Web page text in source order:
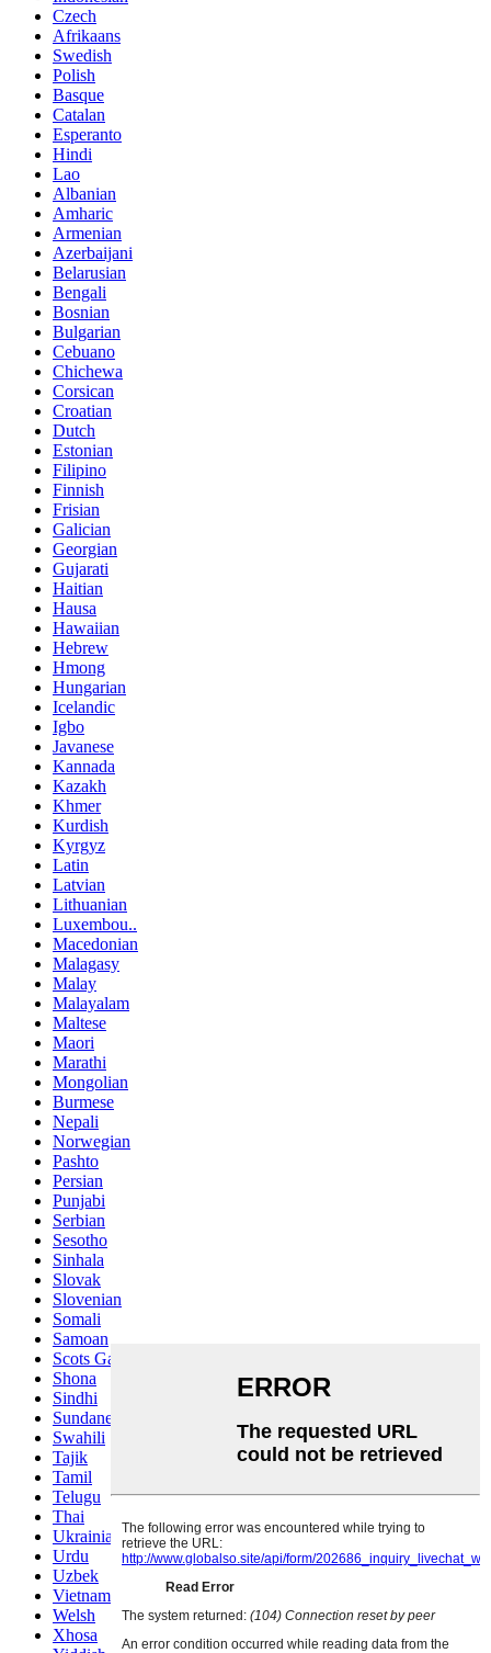
Czech
Afrikaans
Swedish
Polish
Basque
Catalan
Esperanto
Hindi
Lao
Albanian
Amharic
Armenian
Azerbaijani
Belarusian
Bengali
Bosnian
Bulgarian
Cebuano
Chichewa
Corsican
Croatian
Dutch
Estonian
Filipino
Finnish
Frisian
Galician
Georgian
Gujarati
Haitian
Hausa
Hawaiian
Hebrew
Hmong
Hungarian
Icelandic
Igbo
Javanese
Kannada
Kazakh
Khmer
Kurdish
Kyrgyz
Latin
Latvian
Lithuanian
Luxembou..
Macedonian
Malagasy
Malay
Malayalam
Maltese
Maori
Marathi
Mongolian
Burmese
Nepali
Norwegian
Pashto
Persian
Punjabi
Serbian
Sesotho
Sinhala
Slovak
Slovenian
Somali
Samoan
Scots Gaelic
Shona
Sindhi
Sundanese
Swahili
Tajik
Tamil
Telugu
Thai
Ukrainian
Urdu
Uzbek
Vietnamese
Welsh
Xhosa